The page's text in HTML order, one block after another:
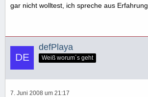
gar nicht wolltest, ich spreche aus Erfahrung
defPlaya
Weiß worum´s geht
7. Juni 2008 um 21:17